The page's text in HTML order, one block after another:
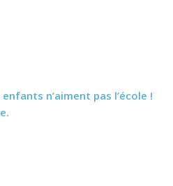
n’aiment pas l’école !